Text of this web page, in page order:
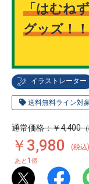
イラストレーター
送料無料ライン対象
「はむね
グッズ！
通常価格：￥4,400 (
￥3,980 (税込)
あと 1 個